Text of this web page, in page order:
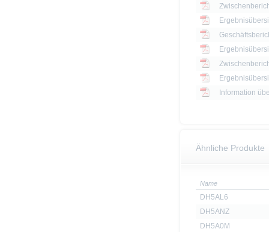
Information
Ähnliche Produkte
Name
DH5AL6
DH5ANZ
DH5A0M